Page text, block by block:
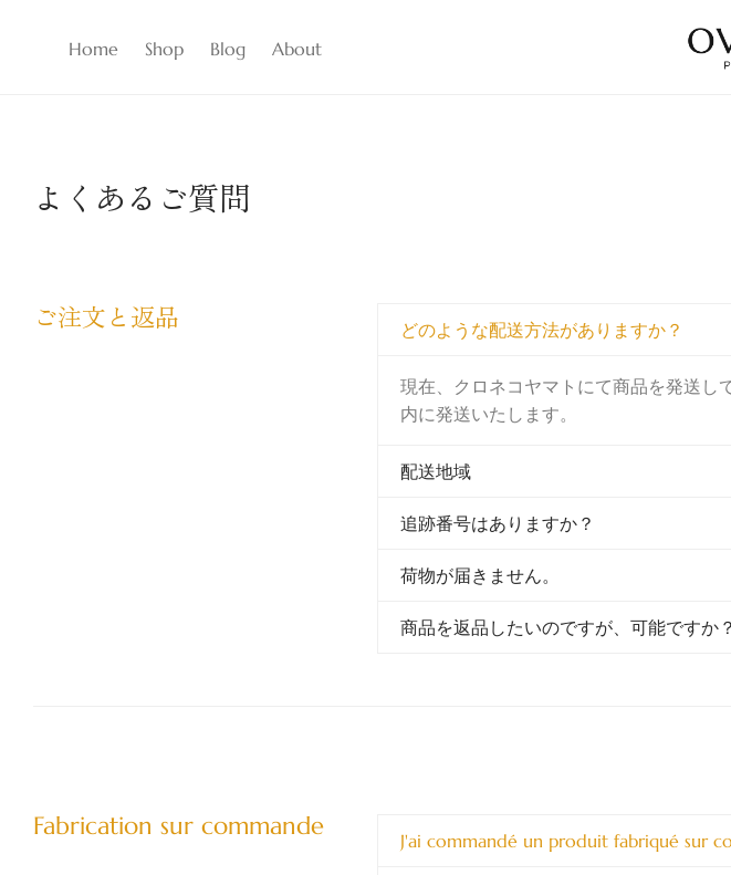
Home Shop Blog About
よくあるご質問
ご注文と返品 どのような配送方法がありますか？
現在、クロネコヤマトにて商品を発送し
内に発送いたします。
配送地域
追跡番号はありますか？
荷物が届きません。
商品を返品したいのですが、可能ですか？
Fabrication sur commande J'ai commandé un produit fabriqué sur